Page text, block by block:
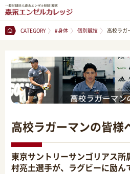
CATEGORY #身体 個別競技 高校ラガ
高校ラガーマンの皆様
東京サントリーサンゴリアス
村亮土選手が、ラグビーに励ん